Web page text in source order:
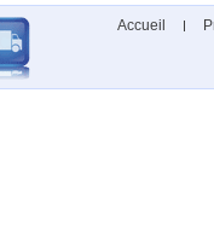
Accueil